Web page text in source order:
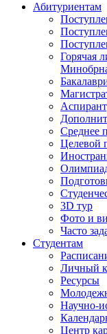
Абитуриентам
Горячая
Среднее
Целевой
3D тур
Фото и
Часто
Студентам
Личный
Ресурсы
Научно-
Центр